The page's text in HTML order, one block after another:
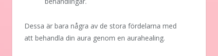
Dessa är bara några av de stora fördelarna med
att behandla din aura genom en aurahealing.